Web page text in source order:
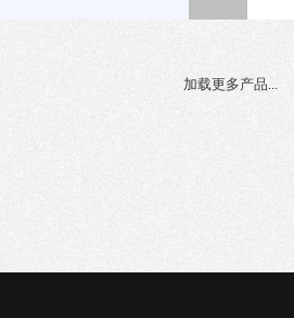
加载更多产品...